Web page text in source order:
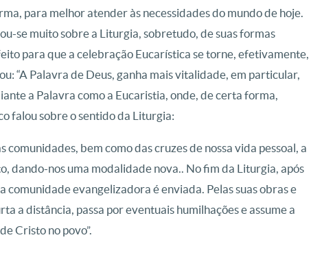
para melhor atender às necessidades do mundo de hoje.
se muito sobre a Liturgia, sobretudo, de suas formas
para que a celebração Eucarística se torne, efetivamente,
“A Palavra de Deus, ganha mais vitalidade, em particular,
a Palavra como a Eucaristia, onde, de certa forma,
falou sobre o sentido da Liturgia:
bem como das cruzes de nossa vida pessoal, a
dando-nos uma modalidade nova.. No fim da Liturgia, após
evangelizadora é enviada. Pelas suas obras e
a distância, passa por eventuais humilhações e assume a
Cristo no povo”.